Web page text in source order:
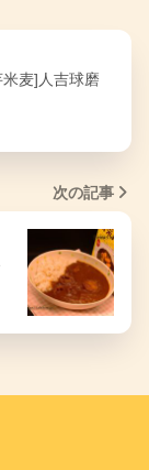
麦]人吉球磨
次の記事